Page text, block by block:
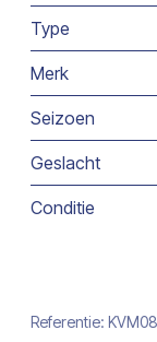
Type
Merk
Seizoen
Geslacht
Conditie
Referentie: